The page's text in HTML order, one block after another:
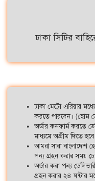
ঢাকা সিটির
ঢাকা মেট্রো এরিয়ার
করতে পারবেন। (হোম
অর্ডার কনফার্ম করতে
মাধ্যমে অগ্রীম দিতে
আমরা সারা বাংলাদেশ
পন্য গ্রহন করার সময়
অর্ডার করা পন্য
গ্রহন করার ২৪ ঘন্টার